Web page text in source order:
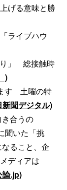
げる意味と勝
ライブハウ
り」 総接触時
)
す 土曜の特
新聞デジタル)
合うの
聞いた「挑
ること、企
ディアは
論.jp)